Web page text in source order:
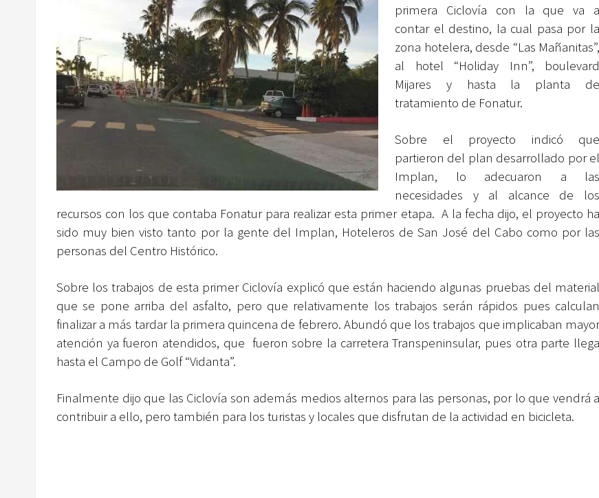
primera Ciclovía con la que va a
contar el destino, la cual pasa por la
zona hotelera, desde “Las Mañanitas”,
al hotel “Holiday Inn”, boulevard
Mijares y hasta la planta de
tratamiento de Fonatur.
Sobre el proyecto indicó que
partieron del plan desarrollado por el
Implan, lo adecuaron a las
necesidades y al alcance de los
recursos con los que contaba Fonatur para realizar esta primer etapa. A la fecha dijo, el proyecto ha
sido muy bien visto tanto por la gente del Implan, Hoteleros de San José del Cabo como por las
personas del Centro Histórico.
Sobre los trabajos de esta primer Ciclovía explicó que están haciendo algunas pruebas del material
que se pone arriba del asfalto, pero que relativamente los trabajos serán rápidos pues calculan
finalizar a más tardar la primera quincena de febrero. Abundó que los trabajos que implicaban mayor
atención ya fueron atendidos, que fueron sobre la carretera Transpeninsular, pues otra parte llega
hasta el Campo de Golf “Vidanta”.
Finalmente dijo que las Ciclovía son además medios alternos para las personas, por lo que vendrá a
contribuir a ello, pero también para los turistas y locales que disfrutan de la actividad en bicicleta.